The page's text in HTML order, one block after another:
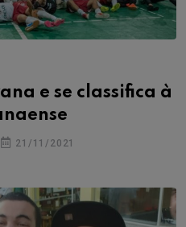
e se classifica à
21/11/2021